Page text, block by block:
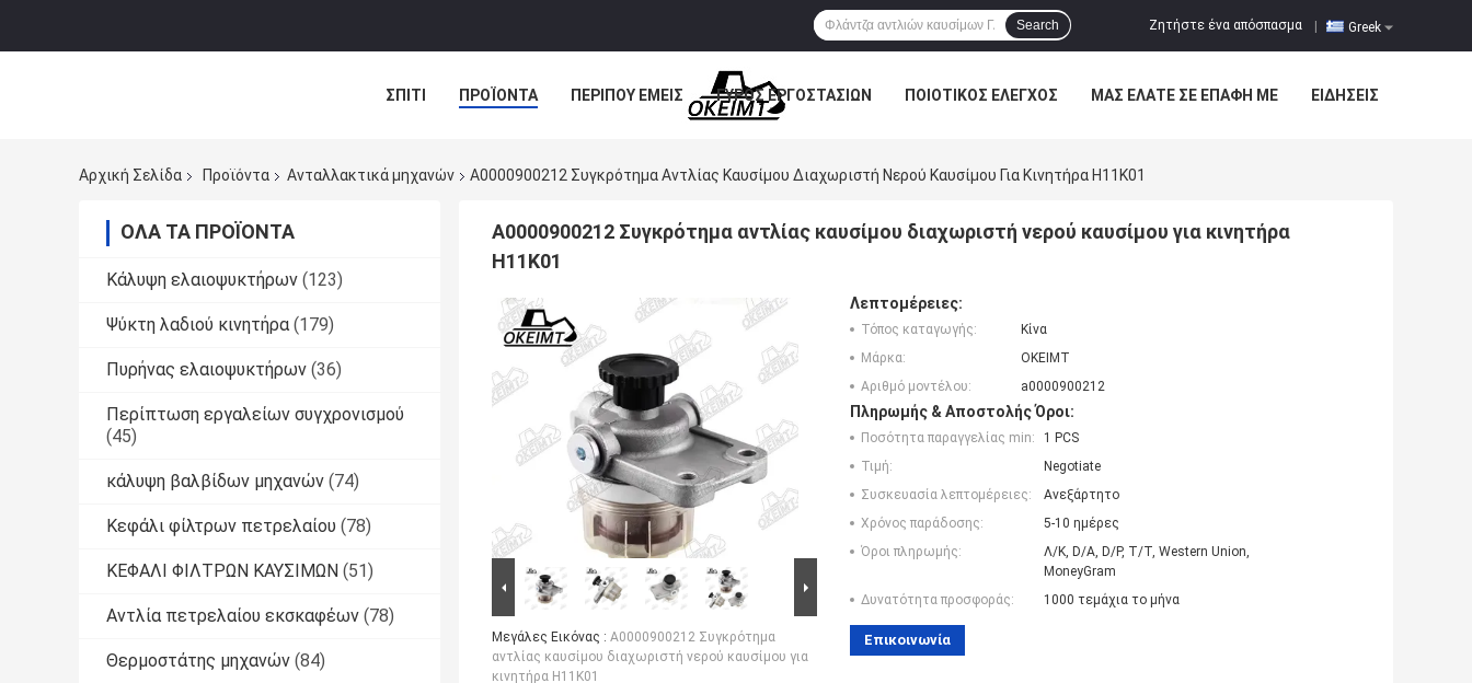
Greek
Ζητήστε ένα απόσπασμα
Search
ΣΠΊΤΙ ΠΡΟΪΌΝΤΑ ΠΕΡΊΠΟΥ ΕΜΕΊΣ ΓΎΡΟΣ ΕΡΓΟΣΤΑΣΊΩΝ ΠΟΙΟΤΙΚΌΣ ΈΛΕΓΧΟΣ ΜΑΣ ΕΛΆΤΕ ΣΕ ΕΠΑΦΉ ΜΕ ΕΙΔΉΣΕΙΣ
Αρχική Σελίδα
Προϊόντα Ανταλλακτικά μηχανών Α0000900212 Συγκρότημα Αντλίας Καυσίμου Διαχωριστή Νερού Καυσίμου Για Κινητήρα H11K01
ΌΛΑ ΤΑ ΠΡΟΪΌΝΤΑ
Κάλυψη ελαιοψυκτήρων (123)
Ψύκτη λαδιού κινητήρα (179)
Πυρήνας ελαιοψυκτήρων (36)
Περίπτωση εργαλείων συγχρονισμού
(45)
κάλυψη βαλβίδων μηχανών (74)
Κεφάλι φίλτρων πετρελαίου (78)
ΚΕΦΑΛΙ ΦΙΛΤΡΩΝ ΚΑΥΣΙΜΩΝ (51)
Αντλία πετρελαίου εκσκαφέων (78)
Θερμοστάτης μηχανών (84)
Α0000900212 Συγκρότημα αντλίας καυσίμου διαχωριστή νερού καυσίμου για κινητήρα
H11K01
Μεγάλες Εικόνας : Α0000900212 Συγκρότημα
αντλίας καυσίμου διαχωριστή νερού καυσίμου για
κινητήρα H11K01
Λεπτομέρειες:
Τόπος καταγωγής:
Κίνα
Μάρκα:
OKEIMT
Αριθμό μοντέλου:
a0000900212
Πληρωμής & Αποστολής Όροι:
Ποσότητα παραγγελίας min:
1 PCS
Τιμή:
Negotiate
Συσκευασία λεπτομέρειες:
Ανεξάρτητο
Χρόνος παράδοσης:
5-10 ημέρες
Όροι πληρωμής:
Λ/Κ, D/A, D/P, T/T, Western Union,
MoneyGram
Δυνατότητα προσφοράς:
1000 τεμάχια το μήνα
Επικοινωνία